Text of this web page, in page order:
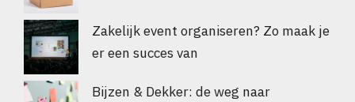
Zakelijk event organiseren? Zo maak je
er een succes van
Bijzen & Dekker: de weg naar